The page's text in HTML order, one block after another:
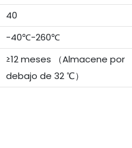
40
-40℃-260℃
≥12 meses （Almacene por
debajo de 32 ℃）